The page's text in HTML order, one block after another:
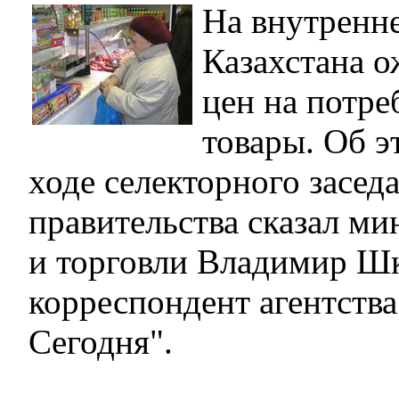
На
Казахстана
цен на
товары. Об
ходе селекторного
правительства сказал
и торговли Владимир
корреспондент
Сегодня".